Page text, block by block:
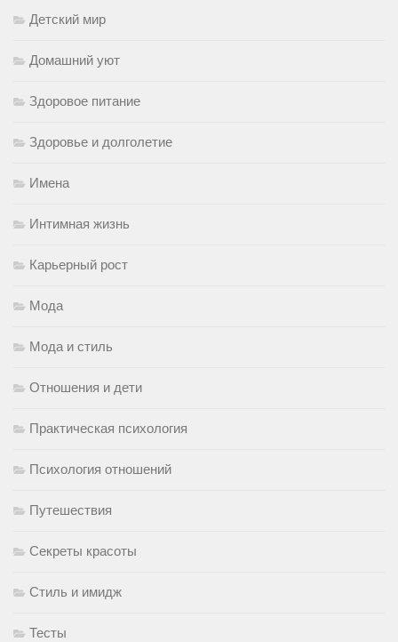
Детский мир
Домашний уют
Здоровое питание
Здоровье и долголетие
Имена
Интимная жизнь
Карьерный рост
Мода
Мода и стиль
Отношения и дети
Практическая психология
Психология отношений
Путешествия
Секреты красоты
Стиль и имидж
Тесты